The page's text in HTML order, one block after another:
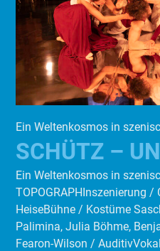
Ein Weltenkosmos in
SCHÜTZ –
Ein Weltenkosmos in
TOPOGRAPHInszenierung /
HeiseBühne / Kostüme
Palimina, Julia Böhme,
Fearon-Wilson /